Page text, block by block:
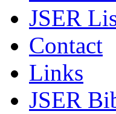
JSER
Contact
Links
JSER